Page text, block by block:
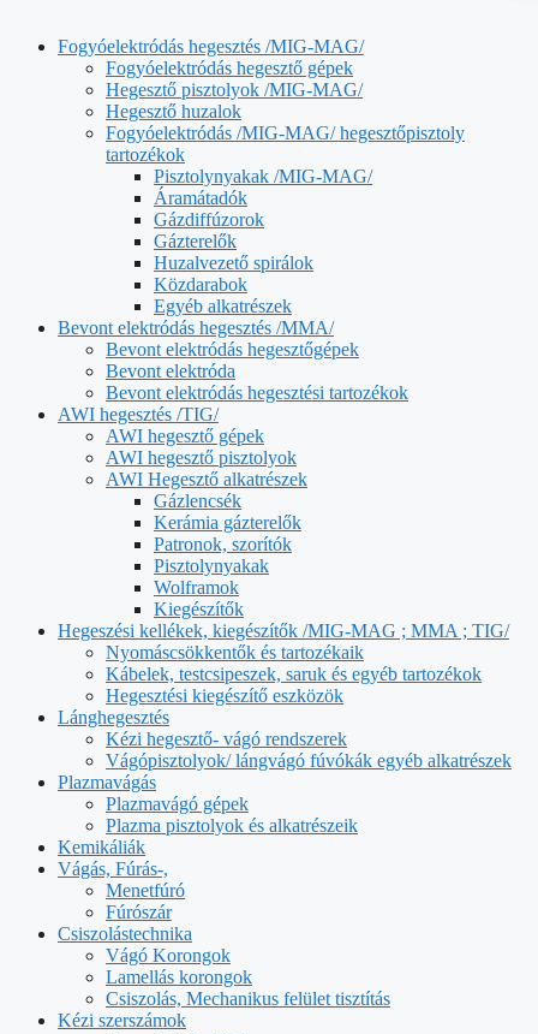
Fogyóelektródás hegesztés /MIG-MAG/
Fogyóelektródás hegesztő gépek
Hegesztő pisztolyok /MIG-MAG/
Hegesztő huzalok
Fogyóelektródás /MIG-MAG/ hegesztőpisztoly
tartozékok
Pisztolynyakak /MIG-MAG/
Áramátadók
Gázdiffúzorok
Gázterelők
Huzalvezető spirálok
Közdarabok
Egyéb alkatrészek
Bevont elektródás hegesztés /MMA/
Bevont elektródás hegesztőgépek
Bevont elektróda
Bevont elektródás hegesztési tartozékok
AWI hegesztés /TIG/
AWI hegesztő gépek
AWI hegesztő pisztolyok
AWI Hegesztő alkatrészek
Gázlencsék
Kerámia gázterelők
Patronok, szorítók
Pisztolynyakak
Wolframok
Kiegészítők
Hegeszési kellékek, kiegészítők /MIG-MAG ; MMA ; TIG/
Nyomáscsökkentők és tartozékaik
Kábelek, testcsipeszek, saruk és egyéb tartozékok
Hegesztési kiegészítő eszközök
Lánghegesztés
Kézi hegesztő- vágó rendszerek
Vágópisztolyok/ lángvágó fúvókák egyéb alkatrészek
Plazmavágás
Plazmavágó gépek
Plazma pisztolyok és alkatrészeik
Kemikáliák
Vágás, Fúrás-,
Menetfúró
Fúrószár
Csiszolástechnika
Vágó Korongok
Lamellás korongok
Csiszolás, Mechanikus felület tisztítás
Kézi szerszámok